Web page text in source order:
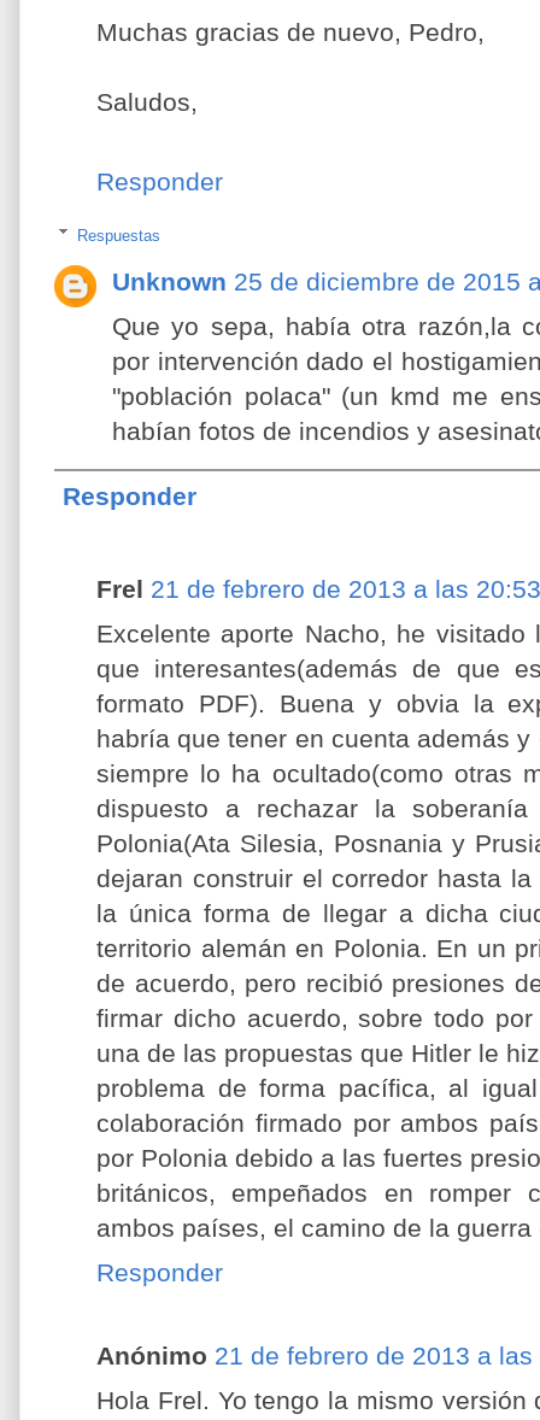
Muchas gracias de nuevo, Pedro,
Saludos,
Responder
Respuestas
Unknown 25 de diciembre de 2015
Que yo sepa, había otra razón,la
por intervención dado el
"población polaca" (un kmd me
habían fotos de incendios y
Responder
Frel 21 de febrero de 2013 a las 20:53
Excelente aporte Nacho, he
que interesantes(además de que
formato PDF). Buena y obvia la
habría que tener en cuenta además
siempre lo ha ocultado(como otras
dispuesto a rechazar la
Polonia(Ata Silesia, Posnania y
dejaran construir el corredor hasta
la única forma de llegar a dicha
territorio alemán en Polonia. En un
de acuerdo, pero recibió presiones
firmar dicho acuerdo, sobre todo
una de las propuestas que Hitler le
problema de forma pacífica, al
colaboración firmado por ambos
por Polonia debido a las fuertes
británicos, empeñados en romper
ambos países, el camino de la
Responder
Anónimo 21 de febrero de 2013 a las
Hola Frel. Yo tengo la mismo